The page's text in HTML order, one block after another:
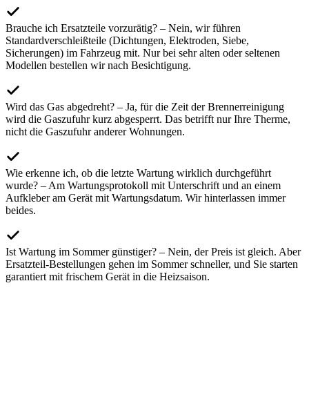
Brauche ich Ersatzteile vorzurätig? – Nein, wir führen
Standardverschleißteile (Dichtungen, Elektroden, Siebe,
Sicherungen) im Fahrzeug mit. Nur bei sehr alten oder seltenen
Modellen bestellen wir nach Besichtigung.
Wird das Gas abgedreht? – Ja, für die Zeit der Brennerreinigung
wird die Gaszufuhr kurz abgesperrt. Das betrifft nur Ihre Therme,
nicht die Gaszufuhr anderer Wohnungen.
Wie erkenne ich, ob die letzte Wartung wirklich durchgeführt
wurde? – Am Wartungsprotokoll mit Unterschrift und an einem
Aufkleber am Gerät mit Wartungsdatum. Wir hinterlassen immer
beides.
Ist Wartung im Sommer günstiger? – Nein, der Preis ist gleich. Aber
Ersatzteil-Bestellungen gehen im Sommer schneller, und Sie starten
garantiert mit frischem Gerät in die Heizsaison.